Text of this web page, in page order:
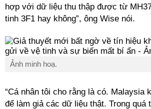
hợp với dữ liệu thu thập được từ
tinh 3F1 hay không”, ông Wise nói.
Ảnh minh hoạ.
“Cá nhân tôi cho rằng là có. Malaysia
để làm giả các dữ liệu thật. Trong quá